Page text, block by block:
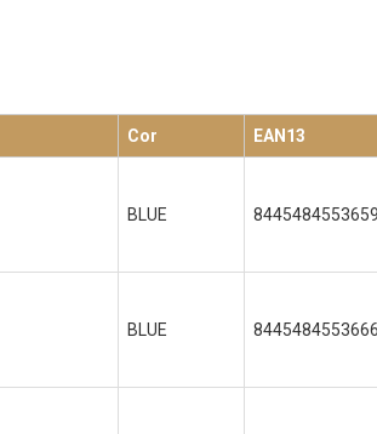
Cor EAN13
BLUE 8445484553659
BLUE 8445484553666